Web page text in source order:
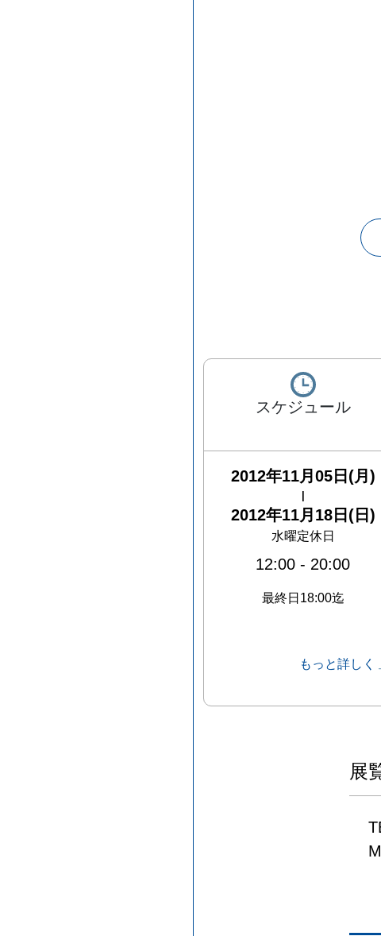
スケジュール
2012年11月05日(月)
2012年11月18日(日)
水曜定休日
12:00 - 20:00
最終日18:00迄
もっと詳しく
展